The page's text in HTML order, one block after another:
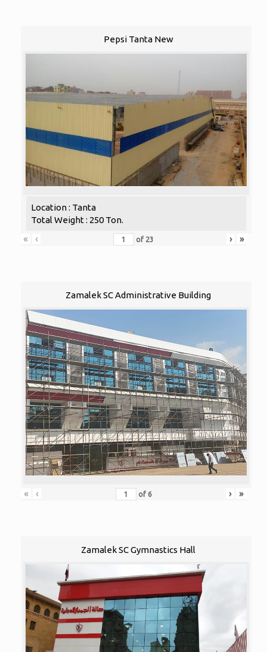
Pepsi Tanta New
Location : Tanta
Total Weight : 250 Ton.
«
‹ of 23 › »
Zamalek SC Administrative Building
« ‹ of 6 › »
Zamalek SC Gymnastics Hall